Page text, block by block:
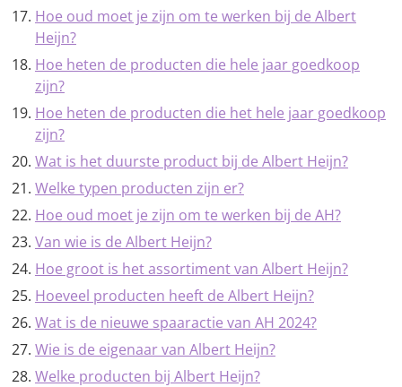
Hoe oud moet je zijn om te werken bij de Albert
Heijn?
Hoe heten de producten die hele jaar goedkoop
zijn?
Hoe heten de producten die het hele jaar goedkoop
zijn?
Wat is het duurste product bij de Albert Heijn?
Welke typen producten zijn er?
Hoe oud moet je zijn om te werken bij de AH?
Van wie is de Albert Heijn?
Hoe groot is het assortiment van Albert Heijn?
Hoeveel producten heeft de Albert Heijn?
Wat is de nieuwe spaaractie van AH 2024?
Wie is de eigenaar van Albert Heijn?
Welke producten bij Albert Heijn?